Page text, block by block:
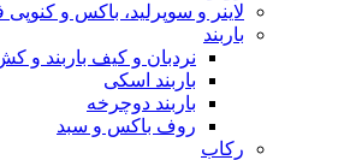
لاینر و سوپرلید، باکس و کنوپی
باربند
نردبان و کیف باربند و
باربند اسکی
باربند دوچرخه
روف باکس و سبد
رکاب